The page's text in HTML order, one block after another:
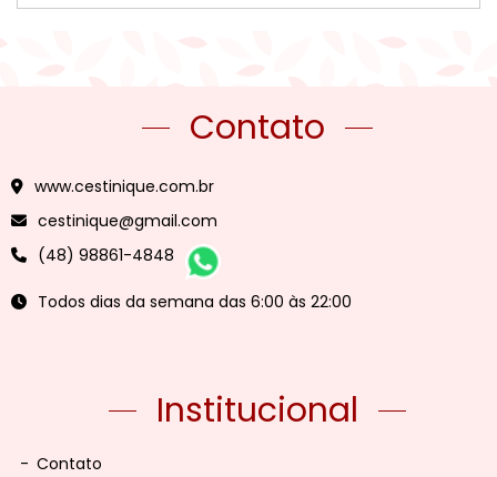
Contato
www.cestinique.com.br
cestinique@gmail.com
(48) 98861-4848
Todos dias da semana das 6:00 às 22:00
Institucional
- Contato